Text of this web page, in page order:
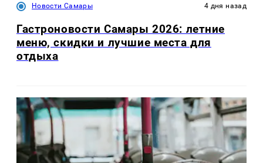
Новости Самары 4 дня назад
Гастроновости Самары 2026: летние
меню, скидки и лучшие места для
отдыха